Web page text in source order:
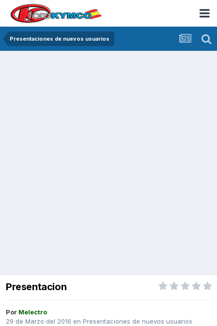
Presentaciones de nuevos usuarios
Presentacion
Por Melectro
29 de Marzo del 2016 en Presentaciones de nuevos usuarios